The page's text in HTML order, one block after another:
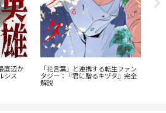
ジミとカノジョと』た
係じゃない、秘密が渦
ーサスペンスの魅力と
蒼井まもる『ふつうの女の
ビュー。母としての葛藤と
成長に涙が止まらない